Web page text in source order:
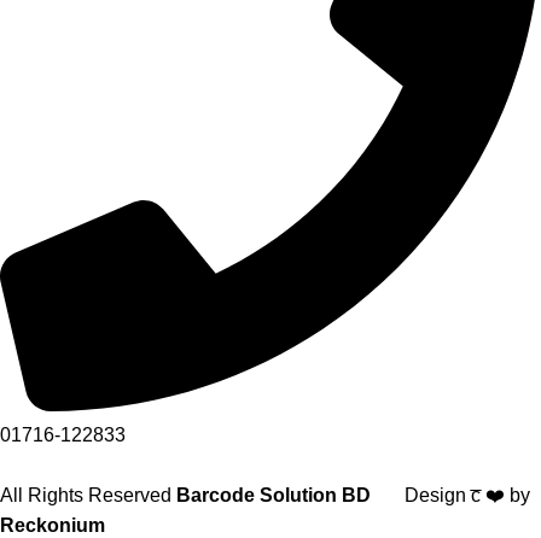
01716-122833
All Rights Reserved Barcode Solution BD Design c̅ ❤️ by
Reckonium